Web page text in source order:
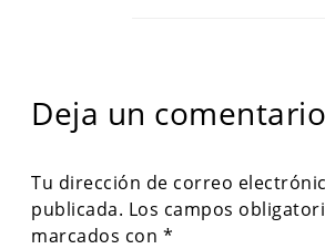
Deja un comentario
Tu dirección de correo
publicada. Los campos
marcados con *